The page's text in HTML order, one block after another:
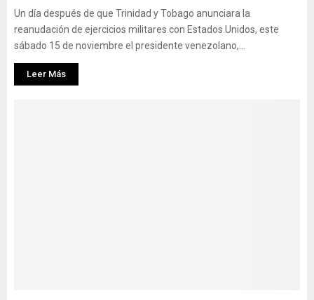
Un día después de que Trinidad y Tobago anunciara la
reanudación de ejercicios militares con Estados Unidos, este
sábado 15 de noviembre el presidente venezolano,...
Leer Más